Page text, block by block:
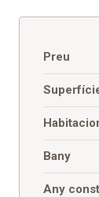
Preu
Bany
Any